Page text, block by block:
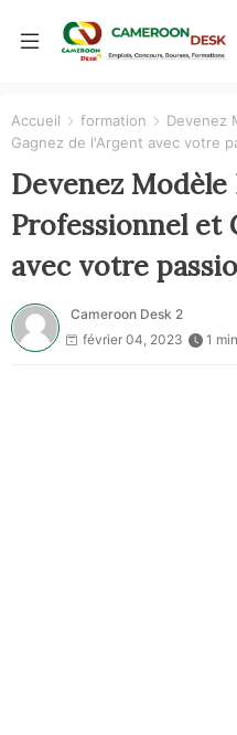
Accueil formation
Devenez
Gagnez de l'Argent avec votre
Devenez Modèle
Professionnel et
avec votre
Cameroon Desk 2
février 04, 2023
1